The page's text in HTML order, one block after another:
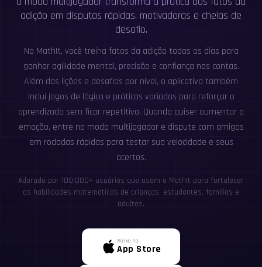
adição em disputas rápidas, motivadoras e cheias de
desafio.
No MathIt, você treina fatos da adição todos os dias para
ganhar agilidade mental, precisão e confiança nas contas.
Além das lições e desafios por nível, o aplicativo também
inclui jogos de lógica e práticas variadas para reforçar o
aprendizado sem ficar repetitivo. Quando quiser aumentar a
emoção, entre no modo multijogador e dispute com amigos
em rodadas rápidas para testar sua velocidade e seus
acertos.
Adorado por 100,000+ usuários que usam o MathIt para fortalecer
as habilidades matemáticas de crianças, estudantes, famílias e
adultos.
Baixe na
App Store